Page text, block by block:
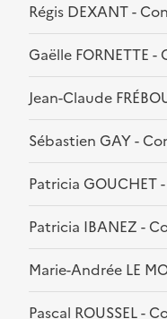
Régis DEXANT -
Gaëlle FORNETTE -
Jean-Claude
Sébastien GAY -
Patricia GOUCHET
Patricia IBANEZ -
Marie-Andrée LE
Pascal ROUSSEL -